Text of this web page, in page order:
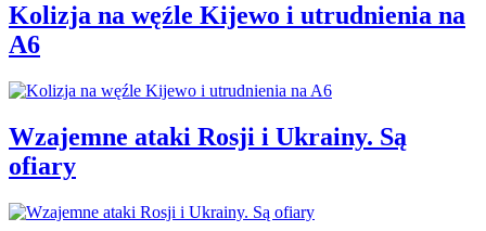
Kolizja na węźle Kijewo i utrudnienia na
A6
Wzajemne ataki Rosji i Ukrainy. Są
ofiary